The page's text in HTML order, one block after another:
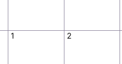
1 2